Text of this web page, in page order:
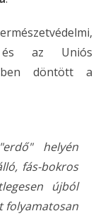
és az Uniós
döntött a
helyén
fás-bokros
újból
folyamatosan